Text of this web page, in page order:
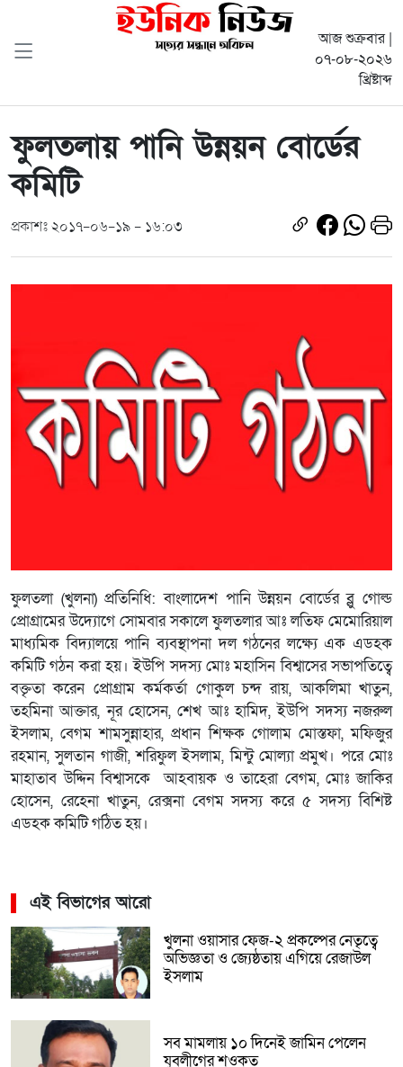
আজ শুক্রবার |
০৭-০৮-২০২৬
খ্রিষ্টাব্দ
ফুলতলায় পানি উন্নয়ন বোর্ডের
কমিটি
প্রকাশঃ ২০১৭-০৬-১৯ - ১৬:০৩
ফুলতলা (খুলনা) প্রতিনিধি: বাংলাদেশ পানি উন্নয়ন বোর্ডের ব্লু গোল্ড
প্রোগ্রামের উদ্যোগে সোমবার সকালে ফুলতলার আঃ লতিফ মেমোরিয়াল
মাধ্যমিক বিদ্যালয়ে পানি ব্যবস্থাপনা দল গঠনের লক্ষ্যে এক এডহক
কমিটি গঠন করা হয়। ইউপি সদস্য মোঃ মহাসিন বিশ্বাসের সভাপতিত্বে
বক্তৃতা করেন প্রোগ্রাম কর্মকর্তা গোকুল চন্দ রায়, আকলিমা খাতুন,
তহমিনা আক্তার, নূর হোসেন, শেখ আঃ হামিদ, ইউপি সদস্য নজরুল
ইসলাম, বেগম শামসুন্নাহার, প্রধান শিক্ষক গোলাম মোস্তফা, মফিজুর
রহমান, সুলতান গাজী, শরিফুল ইসলাম, মিন্টু মোল্যা প্রমুখ। পরে মোঃ
মাহাতাব উদ্দিন বিশ্বাসকে আহবায়ক ও তাহেরা বেগম, মোঃ জাকির
হোসেন, রেহেনা খাতুন, রেক্সনা বেগম সদস্য করে ৫ সদস্য বিশিষ্ট
এডহক কমিটি গঠিত হয়।
এই বিভাগের আরো
খুলনা ওয়াসার ফেজ-২ প্রকল্পের নেতৃত্বে
অভিজ্ঞতা ও জ্যেষ্ঠতায় এগিয়ে রেজাউল
ইসলাম
সব মামলায় ১০ দিনেই জামিন পেলেন
যুবলীগের শওকত